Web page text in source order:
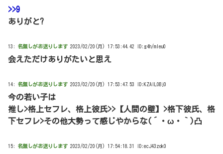
>>9
ありがと?
13: 名無しがお送りします 2023/02/20(月) 17:53:44.42 ID:g4h/mIeu0
会えただけありがたいと思え
14: 名無しがお送りします 2023/02/20(月) 17:53:47.53 ID:KZAIL0Bj0
今の若い子は
推し>格上セフレ、格上彼氏>>【人間の壁】>格下彼氏、格
下セフレ>その他大勢って感じやからな(´・ω・｀)凸
15: 名無しがお送りします 2023/02/20(月) 17:54:18.31 ID:ecJ43zok0